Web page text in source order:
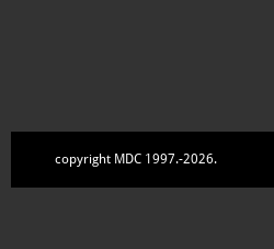
copyright MDC 1997.-2026.